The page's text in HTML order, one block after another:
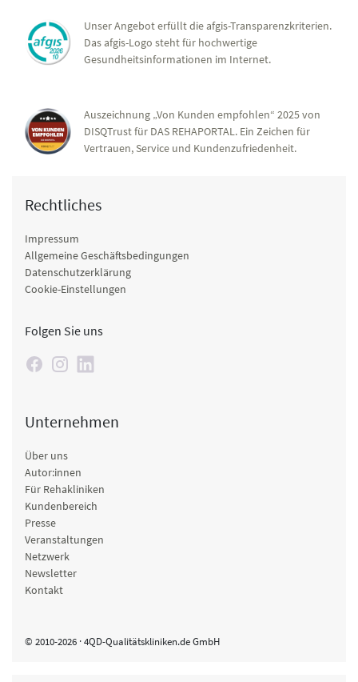
Unser Angebot erfüllt die afgis-Transparenzkriterien.
Das afgis-Logo steht für hochwertige
Gesundheitsinformationen im Internet.
Auszeichnung „Von Kunden empfohlen“ 2025 von
DISQTrust für DAS REHAPORTAL. Ein Zeichen für
Vertrauen, Service und Kundenzufriedenheit.
Rechtliches
Impressum
Allgemeine Geschäftsbedingungen
Datenschutzerklärung
Cookie-Einstellungen
Folgen Sie uns
Unternehmen
Über uns
Autor:innen
Für Rehakliniken
Kundenbereich
Presse
Veranstaltungen
Netzwerk
Newsletter
Kontakt
© 2010-2026 · 4QD-Qualitätskliniken.de GmbH